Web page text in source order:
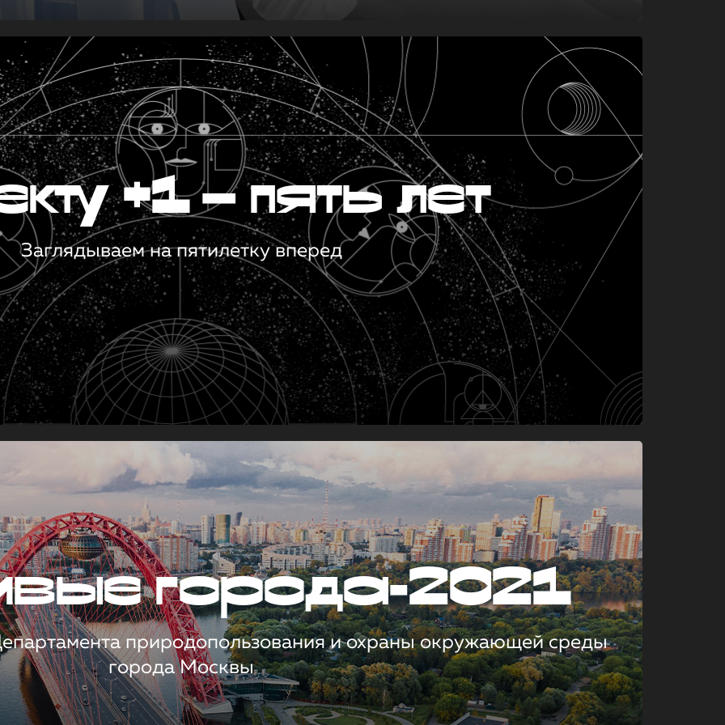
+1 — пять лет
Заглядываем на пятилетку вперед
города-2021
природопользования и охраны окружающей среды
города Москвы